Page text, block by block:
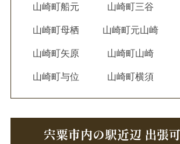
山崎町船元 山崎町三谷
山崎町母栖 山崎町元山崎
山崎町矢原 山崎町山崎
山崎町与位 山崎町横須
宍粟市内の駅近辺 出張